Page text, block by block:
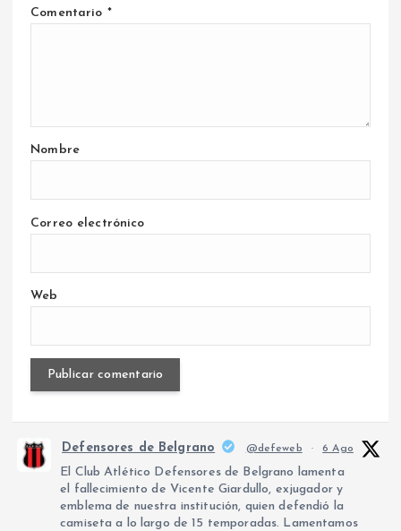
Comentario *
Nombre
Correo electrónico
Web
Defensores de Belgrano @defeweb · 6 Ago
El Club Atlético Defensores de Belgrano lamenta
el fallecimiento de Vicente Giardullo, exjugador y
emblema de nuestra institución, quien defendió la
camiseta a lo largo de 15 temporadas. Lamentamos